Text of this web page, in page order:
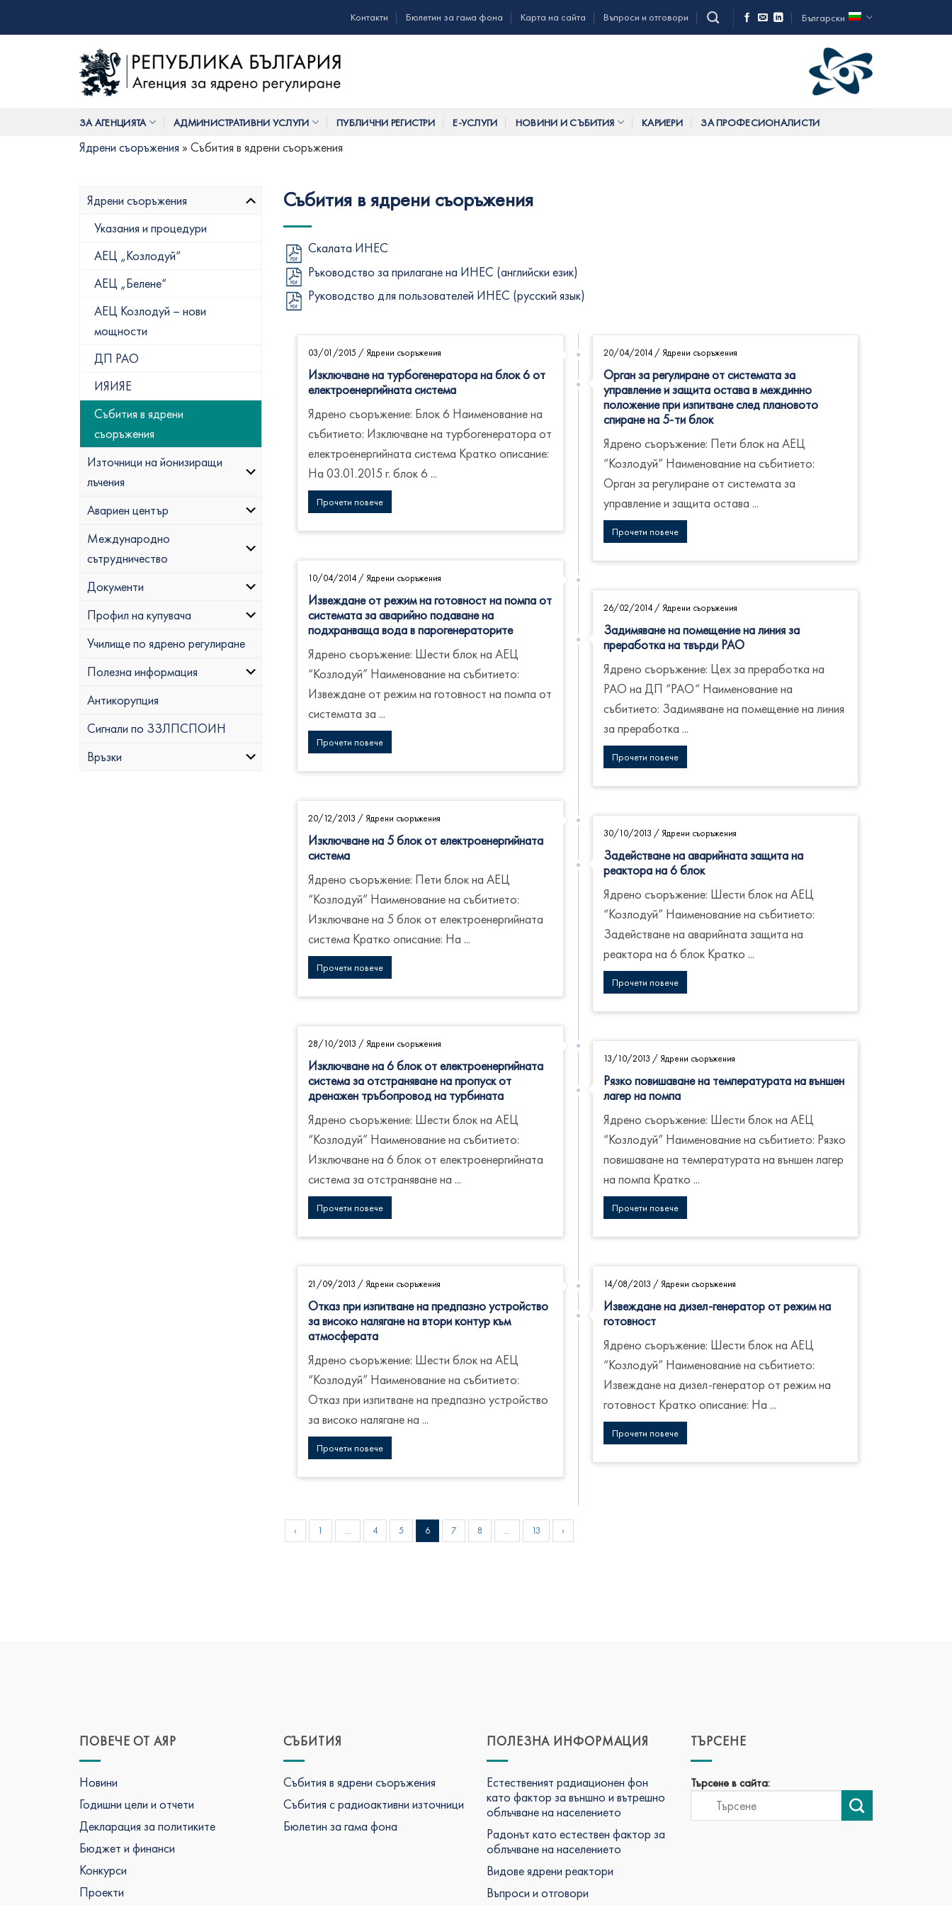
Контакти Бюлетин за гама фона Карта на сайта Въпроси и отговори Български
ЗА АГЕНЦИЯТА АДМИНИСТРАТИВНИ УСЛУГИ ПУБЛИЧНИ РЕГИСТРИ Е-УСЛУГИ НОВИНИ И СЪБИТИЯ КАРИЕРИ ЗА ПРОФЕСИОНАЛИСТИ
Ядрени съоръжения » Събития в ядрени съоръжения
Ядрени съоръжения
Указания и процедури
АЕЦ „Козлодуй“
АЕЦ „Белене“
АЕЦ Козлодуй – нови
мощности
ДП РАО
ИЯИЯЕ
Събития в ядрени
съоръжения
Източници на йонизиращи
лъчения
Авариен център
Международно
сътрудничество
Документи
Профил на купувача
Училище по ядрено регулиране
Полезна информация
Антикорупция
Сигнали по ЗЗЛПСПОИН
Връзки
Събития в ядрени съоръжения
Скалата ИНЕС
Ръководство за прилагане на ИНЕС (английски език)
Руководство для пользователей ИНЕС (русский язык)
03/01/2015 / Ядрени съоръжения
Изключване на турбогенератора на блок 6 от
електроенергийната система
Ядрено съоръжение: Блок 6 Наименование на
събитието: Изключване на турбогенератора от
електроенергийната система Кратко описание:
На 03.01.2015 г. блок 6 ...
Прочети повече
20/04/2014/ Ядрени съоръжения
Орган за регулиране от системата за
управление и защита остава в междинно
положение при изпитване след плановото
спиране на 5-ти блок
Ядрено съоръжение: Пети блок на АЕЦ
“Козлодуй” Наименование на събитието:
Орган за регулиране от системата за
управление и защита остава ...
Прочети повече
10/04/2014 / Ядрени съоръжения
Извеждане от режим на готовност на помпа от
системата за аварийно подаване на
подхранваща вода в парогенераторите
Ядрено съоръжение: Шести блок на АЕЦ
“Козлодуй” Наименование на събитието:
Извеждане от режим на готовност на помпа от
системата за ...
Прочети повече
26/02/2014/ Ядрени съоръжения
Задимяване на помещение на линия за
преработка на твърди РАО
Ядрено съоръжение: Цех за преработка на
РАО на ДП “РАО“ Наименование на
събитието: Задимяване на помещение на линия
за преработка ...
Прочети повече
20/12/2013 / Ядрени съоръжения
Изключване на 5 блок от електроенергийната
система
Ядрено съоръжение: Пети блок на АЕЦ
“Козлодуй” Наименование на събитието:
Изключване на 5 блок от електроенергийната
система Кратко описание: На ...
Прочети повече
30/10/2013 / Ядрени съоръжения
Задействане на аварийната защита на
реактора на 6 блок
Ядрено съоръжение: Шести блок на АЕЦ
“Козлодуй” Наименование на събитието:
Задействане на аварийната защита на
реактора на 6 блок Кратко ...
Прочети повече
28/10/2013 / Ядрени съоръжения
Изключване на 6 блок от електроенергийната
система за отстраняване на пропуск от
дренажен тръбопровод на турбината
Ядрено съоръжение: Шести блок на АЕЦ
“Козлодуй” Наименование на събитието:
Изключване на 6 блок от електроенергийната
система за отстраняване на ...
Прочети повече
13/10/2013 / Ядрени съоръжения
Рязко повишаване на температурата на външен
лагер на помпа
Ядрено съоръжение: Шести блок на АЕЦ
“Козлодуй” Наименование на събитието: Рязко
повишаване на температурата на външен лагер
на помпа Кратко ...
Прочети повече
21/09/2013 / Ядрени съоръжения
Отказ при изпитване на предпазно устройство
за високо налягане на втори контур към
атмосферата
Ядрено съоръжение: Шести блок на АЕЦ
“Козлодуй” Наименование на събитието:
Отказ при изпитване на предпазно устройство
за високо налягане на ...
Прочети повече
14/08/2013 / Ядрени съоръжения
Извеждане на дизел-генератор от режим на
готовност
Ядрено съоръжение: Шести блок на АЕЦ
“Козлодуй” Наименование на събитието:
Извеждане на дизел-генератор от режим на
готовност Кратко описание: На ...
Прочети повече
‹ 1 … 4 5 6 7 8 … 13 ›
ПОВЕЧЕ ОТ АЯР
Новини
Годишни цели и отчети
Декларация за политиките
Бюджет и финанси
Конкурси
Проекти
СЪБИТИЯ
Събития в ядрени съоръжения
Събития с радиоактивни източници
Бюлетин за гама фона
ПОЛЕЗНА ИНФОРМАЦИЯ
Естественият радиационен фон
като фактор за външно и вътрешно
облъчване на населението
Радонът като естествен фактор за
облъчване на населението
Видове ядрени реактори
Въпроси и отговори
ТЪРСЕНЕ
Търсене в сайта: